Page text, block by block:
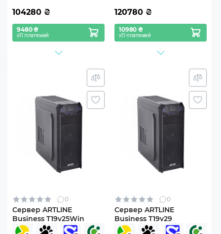
104280 ₴
9480 ₴
х11 платежей
120780 ₴
10980 ₴
х11 платежей
0
Сервер ARTLINE
Business T19v25Win
0
Сервер ARTLINE
Business T19v29